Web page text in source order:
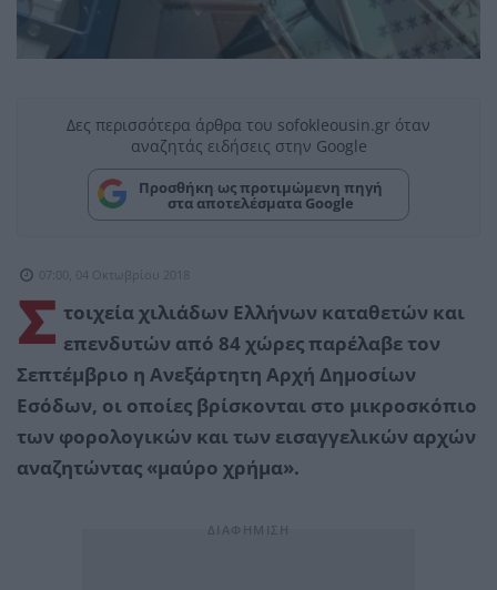
Δες περισσότερα άρθρα του sofokleousin.gr όταν
αναζητάς ειδήσεις στην Google
Προσθήκη ως προτιμώμενη πηγή
στα αποτελέσματα Google
07:00, 04 Οκτωβρίου 2018
Σ τοιχεία χιλιάδων Ελλήνων καταθετών και
επενδυτών από 84 χώρες παρέλαβε τον
Σεπτέμβριο η Ανεξάρτητη Αρχή Δημοσίων
Εσόδων, οι οποίες βρίσκονται στο μικροσκόπιο
των φορολογικών και των εισαγγελικών αρχών
αναζητώντας «μαύρο χρήμα».